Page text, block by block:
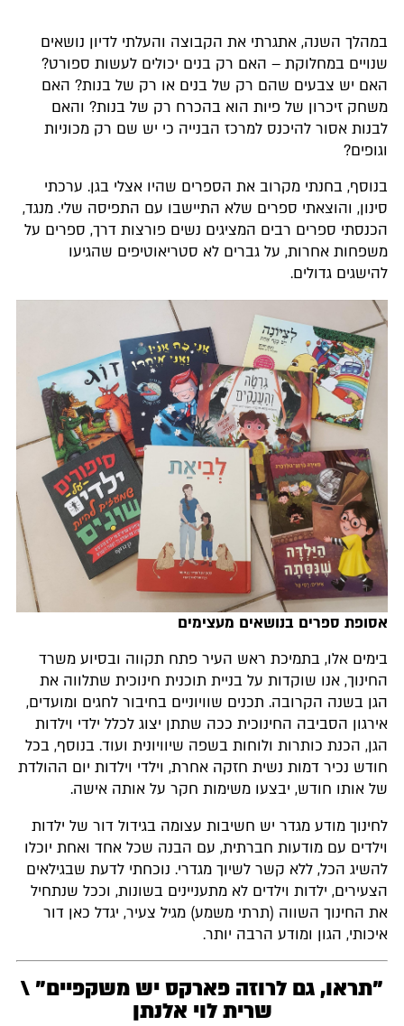
במהלך השנה, אתגרתי את הקבוצה והעלתי לדיון נושאים
שנויים במחלוקת – האם רק בנים יכולים לעשות ספורט?
האם יש צבעים שהם רק של בנים או רק של בנות? האם
משחק זיכרון של פיות הוא בהכרח רק של בנות? והאם
לבנות אסור להיכנס למרכז הבנייה כי יש שם רק מכוניות
וגופים?
בנוסף, בחנתי מקרוב את הספרים שהיו אצלי בגן. ערכתי
סינון, והוצאתי ספרים שלא התיישבו עם התפיסה שלי. מנגד,
הכנסתי ספרים רבים המציגים נשים פורצות דרך, ספרים על
משפחות אחרות, על גברים לא סטריאוטיפים שהגיעו
להישגים גדולים.
אסופת ספרים בנושאים מעצימים
בימים אלו, בתמיכת ראש העיר פתח תקווה ובסיוע משרד
החינוך, אנו שוקדות על בניית תוכנית חינוכית שתלווה את
הגן בשנה הקרובה. תכנים שוויוניים בחיבור לחגים ומועדים,
אירגון הסביבה החינוכית ככה שתתן יצוג לכלל ילדי וילדות
הגן, הכנת כותרות ולוחות בשפה שיוויונית ועוד. בנוסף, בכל
חודש נכיר דמות נשית חזקה אחרת, וילדי וילדות יום ההולדת
של אותו חודש, יבצעו משימות חקר על אותה אישה.
לחינוך מודע מגדר יש חשיבות עצומה בגידול דור של ילדות
וילדים עם מודעות חברתית, עם הבנה שכל אחד ואחת יוכלו
להשיג הכל, ללא קשר לשיוך מגדרי. נוכחתי לדעת שבגילאים
הצעירים, ילדות וילדים לא מתעניינים בשונות, וככל שנתחיל
את החינוך השווה (תרתי משמע) מגיל צעיר, יגדל כאן דור
איכותי, הגון ומודע הרבה יותר.
"תראו, גם לרוזה פארקס יש משקפיים" \
שרית לוי אלנתן